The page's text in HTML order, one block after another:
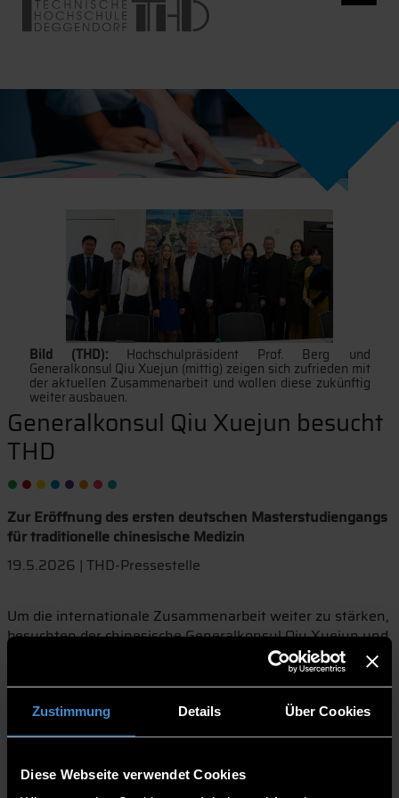
Zustimmung Details Über Cookies
Diese Webseite verwendet Cookies
Bild (THD): Hochschulpräsident Prof. Berg und
Generalkonsul Qiu Xuejun (mittig) zeigen sich zufrieden mit
der aktuellen Zusammenarbeit und wollen diese zukünftig
weiter ausbauen.
Generalkonsul Qiu Xuejun besucht
THD
Zur Eröffnung des ersten deutschen Masterstudiengangs
für traditionelle chinesische Medizin
19.5.2026 | THD-Pressestelle
Um die internationale Zusammenarbeit weiter zu stärken,
besuchten der chinesische Generalkonsul Qiu Xuejun und
Bildungskonsul Liu Qingwen am Freitag, den 9. Mai, die
Hochschulpräsident Prof. Waldemar Berg und Prof. Dr.
Michael Frey, Leiter des Masterstudiengangs Traditionelle
Chinesische Medizin (TCM), empfingen die Gäste am
gemeinsame Weiterbildungsangebot.